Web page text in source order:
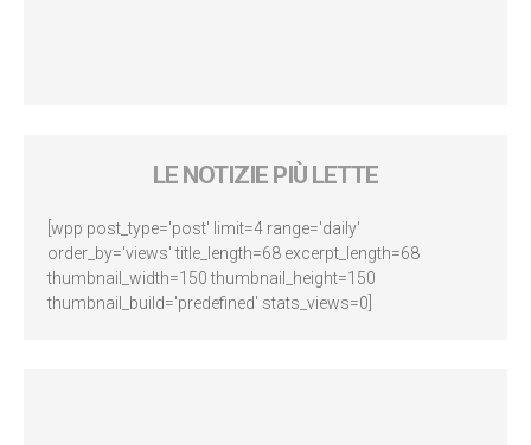
LE NOTIZIE PIÙ LETTE
[wpp post_type='post' limit=4 range='daily'
order_by='views' title_length=68 excerpt_length=68
thumbnail_width=150 thumbnail_height=150
thumbnail_build='predefined' stats_views=0]